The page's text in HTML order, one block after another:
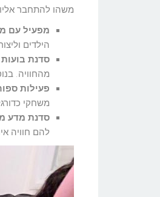
משהו להתחבר
מפעיל עם
הילדים
סדנת בועות
מהחוויה.
פעילות
משחקי
סדנת מדע
להם חוויה